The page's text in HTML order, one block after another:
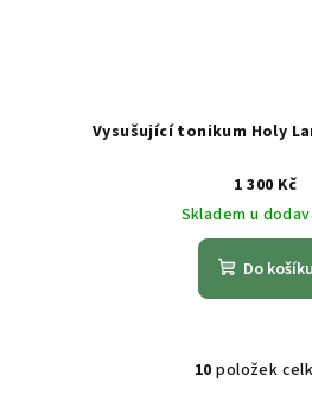
Vysušující tonikum Holy
1 300 Kč
Skladem u
Do košíku
O
10 položek